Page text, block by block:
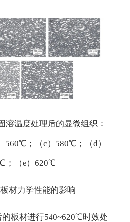
溶温度处理后的显微组织：
560℃；（c）580℃；（d）
；（e）620℃
材力学性能的影响
板材进行540~620℃时效处